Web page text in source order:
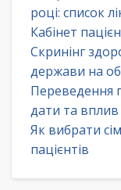
році: список
Кабінет
Скринінг
держави на
Переведення
дати та вплив
Як вибрати
пацієнтів